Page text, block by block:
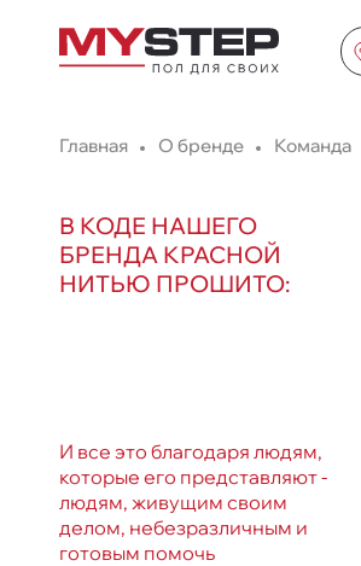
Главная О бренде Команда
В КОДЕ НАШЕГО
БРЕНДА КРАСНОЙ
НИТЬЮ ПРОШИТО:
И все это благодаря людям,
которые его представляют -
людям, живущим своим
делом, небезразличным и
готовым помочь